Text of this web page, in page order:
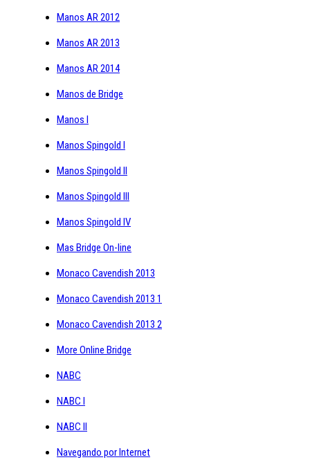
Manos AR 2012
Manos AR 2013
Manos AR 2014
Manos de Bridge
Manos I
Manos Spingold I
Manos Spingold II
Manos Spingold III
Manos Spingold IV
Mas Bridge On-line
Monaco Cavendish 2013
Monaco Cavendish 2013 1
Monaco Cavendish 2013 2
More Online Bridge
NABC
NABC I
NABC II
Navegando por Internet